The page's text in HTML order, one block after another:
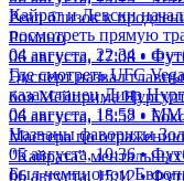
Реал близок к
Романо
06 августа, 17:08 •
Эксперт назвал
боя Мейирима
06 августа, 15:52 •
Мастера по отражению
"Кайрата"
06 августа, 15:12 •
Кайрат и Левски
посмотреть прямую
04 августа, 22:34 •
Где смотреть UFC
казахстанец Дияр
04 августа, 18:58 •
Названы фавориты
05 августа, 10:36 •
Был чемпионом